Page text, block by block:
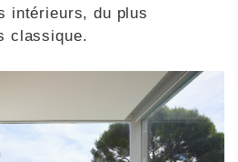
intérieurs, du plus
classique.